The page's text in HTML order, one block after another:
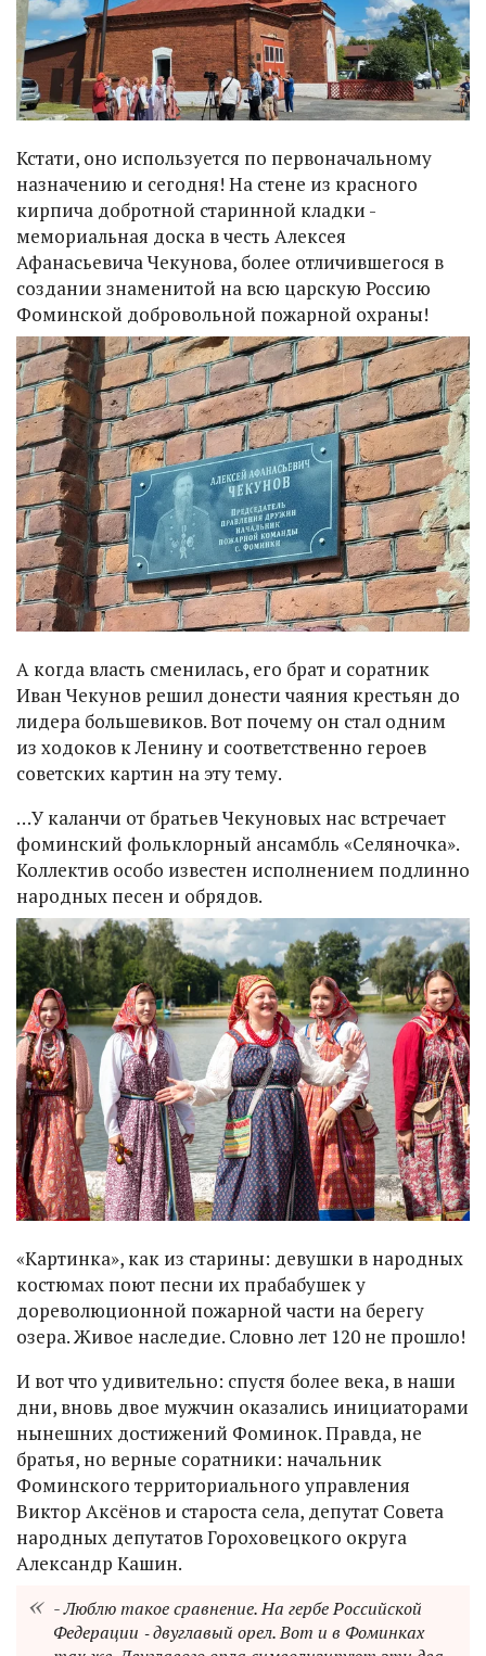
Кстати, оно используется по первоначальному
назначению и сегодня! На стене из красного
кирпича добротной старинной кладки -
мемориальная доска в честь Алексея
Афанасьевича Чекунова, более отличившегося в
создании знаменитой на всю царскую Россию
Фоминской добровольной пожарной охраны!
А когда власть сменилась, его брат и соратник
Иван Чекунов решил донести чаяния крестьян до
лидера большевиков. Вот почему он стал одним
из ходоков к Ленину и соответственно героев
советских картин на эту тему.
…У каланчи от братьев Чекуновых нас встречает
фоминский фольклорный ансамбль «Селяночка».
Коллектив особо известен исполнением подлинно
народных песен и обрядов.
«Картинка», как из старины: девушки в народных
костюмах поют песни их прабабушек у
дореволюционной пожарной части на берегу
озера. Живое наследие. Словно лет 120 не прошло!
И вот что удивительно: спустя более века, в наши
дни, вновь двое мужчин оказались инициаторами
нынешних достижений Фоминок. Правда, не
братья, но верные соратники: начальник
Фоминского территориального управления
Виктор Аксёнов и староста села, депутат Совета
народных депутатов Гороховецкого округа
Александр Кашин.
- Люблю такое сравнение. На гербе Российской
Федерации ‑ двуглавый орел. Вот и в Фоминках